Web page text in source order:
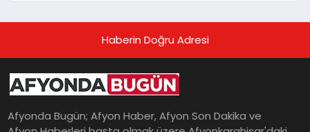
Haberin Doğru Adresi
Afyonda Bugün; Afyon Haber, Afyon Son Dakika ve